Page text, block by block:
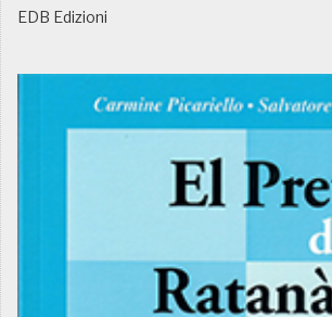
EDB Edizioni